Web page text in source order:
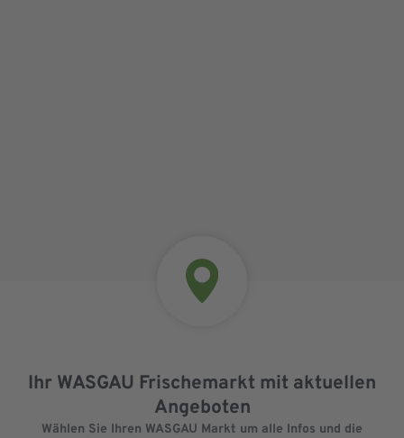
Ihr WASGAU Frischemarkt mit aktuellen
Angeboten
Wählen Sie Ihren WASGAU Markt um alle Infos und die